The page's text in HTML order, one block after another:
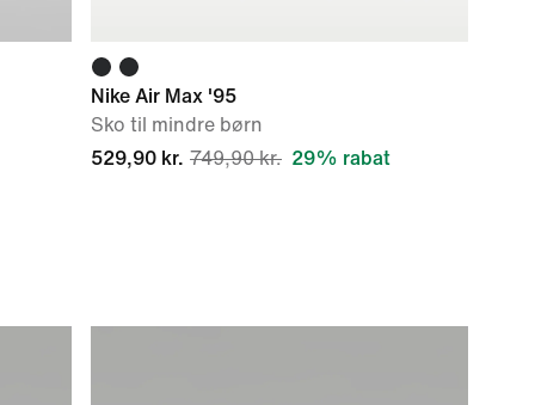
Nike Air Max '95
Sko til mindre børn
529,90 kr. 749,90 kr. 29% rabat